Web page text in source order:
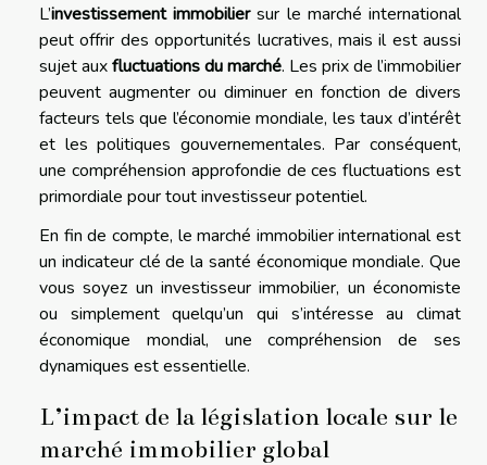
L’investissement immobiliersur le marché international
peut offrir des opportunités lucratives, mais il est aussi
sujet auxfluctuations du marché. Les prix de l’immobilier
peuvent augmenter ou diminuer en fonction de divers
facteurs tels que l’économie mondiale, les taux d’intérêt
et les politiques gouvernementales. Par conséquent,
une compréhension approfondie de ces fluctuations est
primordiale pour tout investisseur potentiel.
En fin de compte, le marché immobilier international est
un indicateur clé de la santé économique mondiale. Que
vous soyez un investisseur immobilier, un économiste
ou simplement quelqu’un qui s’intéresse au climat
économique mondial, une compréhension de ses
dynamiques est essentielle.
L’impact de la législation locale sur le
marché immobilier global